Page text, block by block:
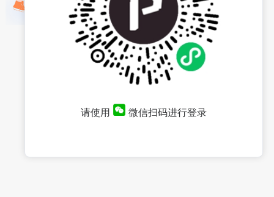
请使用 微信扫码进行登录